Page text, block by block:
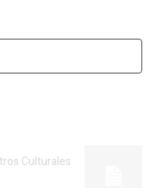
Culturales